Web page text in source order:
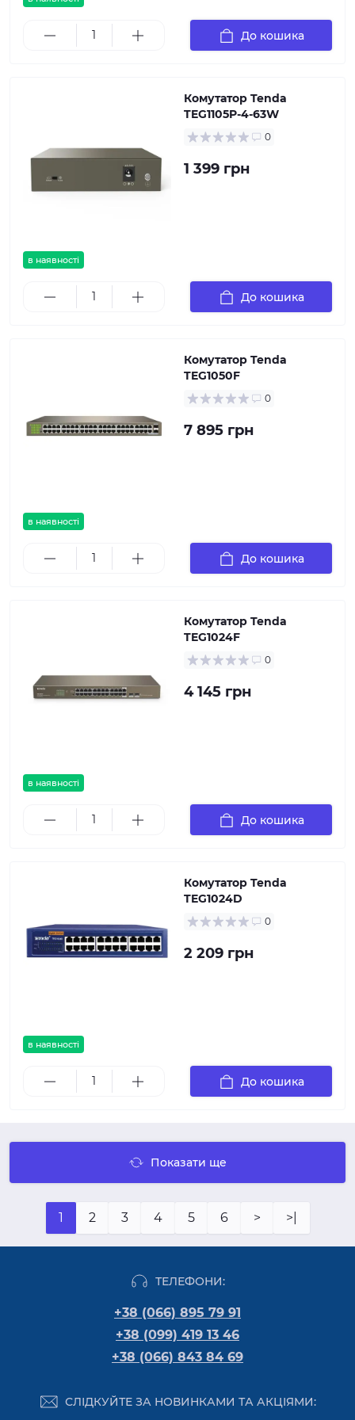
До кошика
в наявності
Комутатор Tenda
TEG1105P-4-63W
0
1 399 грн
До кошика
в наявності
Комутатор Tenda
TEG1050F
0
7 895 грн
До кошика
в наявності
Комутатор Tenda
TEG1024F
0
4 145 грн
До кошика
в наявності
Комутатор Tenda
TEG1024D
0
2 209 грн
До кошика
Показати ще
1 2 3 4 5 6 > >|
ТЕЛЕФОНИ:
+38 (066) 895 79 91
+38 (099) 419 13 46
+38 (066) 843 84 69
СЛІДКУЙТЕ ЗА НОВИНКАМИ ТА АКЦІЯМИ: